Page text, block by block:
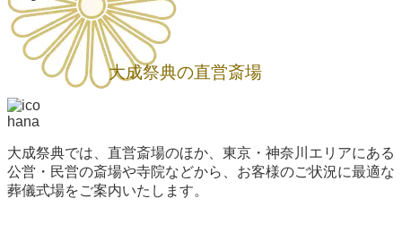
大成祭典の直営斎場
大成祭典では、直営斎場のほか、東京・神奈川エリアにある
公営・民営の斎場や寺院などから、お客様のご状況に最適な
葬儀式場をご案内いたします。